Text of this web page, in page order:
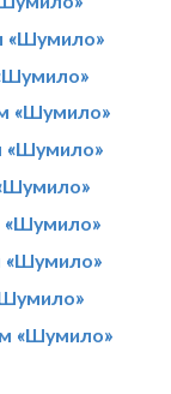
«Шумило»
«Шумило»
«Шумило»
«Шумило»
«Шумило»
«Шумило»